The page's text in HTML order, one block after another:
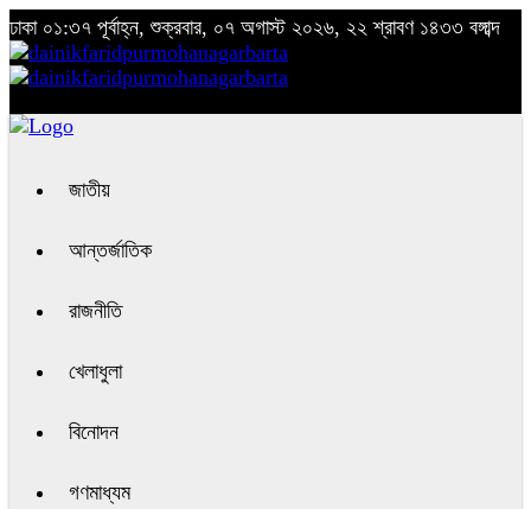
ঢাকা ০১:৩৭ পূর্বাহ্ন, শুক্রবার, ০৭ অগাস্ট ২০২৬, ২২ শ্রাবণ ১৪৩৩ বঙ্গাব্দ
জাতীয়
আন্তর্জাতিক
রাজনীতি
খেলাধুলা
বিনোদন
গণমাধ্যম